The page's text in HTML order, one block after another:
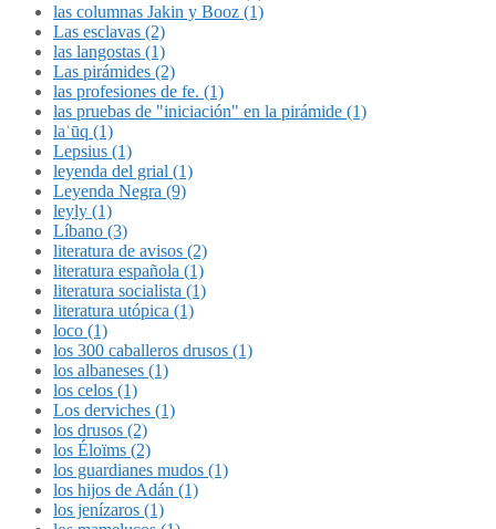
las columnas Jakin y Booz (1)
Las esclavas (2)
las langostas (1)
Las pirámides (2)
las profesiones de fe. (1)
las pruebas de "iniciación" en la pirámide (1)
laʿūq (1)
Lepsius (1)
leyenda del grial (1)
Leyenda Negra (9)
leyly (1)
Líbano (3)
literatura de avisos (2)
literatura española (1)
literatura socialista (1)
literatura utópica (1)
loco (1)
los 300 caballeros drusos (1)
los albaneses (1)
los celos (1)
Los derviches (1)
los drusos (2)
los Éloïms (2)
los guardianes mudos (1)
los hijos de Adán (1)
los jenízaros (1)